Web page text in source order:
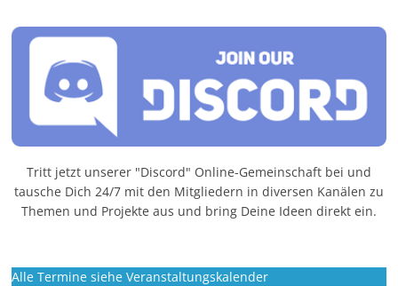
Tritt jetzt unserer "Discord" Online-Gemeinschaft bei und
tausche Dich 24/7 mit den Mitgliedern in diversen Kanälen zu
Themen und Projekte aus und bring Deine Ideen direkt ein.
Alle Termine siehe Veranstaltungskalender